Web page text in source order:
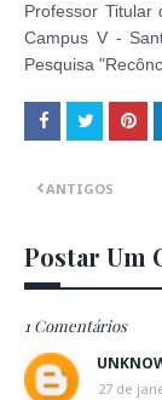
Professor Titular
Campus V -
Pesquisa
ANTIGOS
Postar Um
1 Comentários
27 de